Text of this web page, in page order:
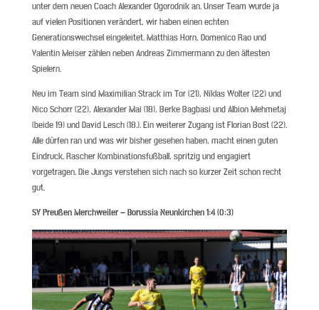
unter dem neuen Coach Alexander Ogorodnik an. Unser Team wurde ja
auf vielen Positionen verändert, wir haben einen echten
Generationswechsel eingeleitet. Matthias Horn, Domenico Rao und
Valentin Meiser zählen neben Andreas Zimmermann zu den ältesten
Spielern.
Neu im Team sind Maximilian Strack im Tor (21), Niklas Wolter (22) und
Nico Schorr (22), Alexander Mai (18), Berke Bagbasi und Albion Mehmetaj
(beide 19) und David Lesch (18.). Ein weiterer Zugang ist Florian Bost (22).
Alle dürfen ran und was wir bisher gesehen haben, macht einen guten
Eindruck. Rascher Kombinationsfußball, spritzig und engagiert
vorgetragen. Die Jungs verstehen sich nach so kurzer Zeit schon recht
gut.
SV Preußen Merchweiler – Borussia Neunkirchen 1:4 (0:3)